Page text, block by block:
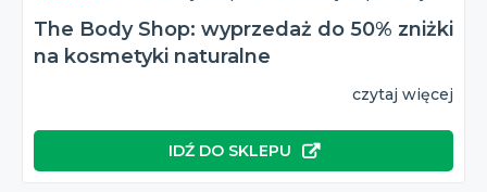
The Body Shop: wyprzedaż do 50% zniżki
na kosmetyki naturalne
czytaj więcej
IDŹ DO SKLEPU